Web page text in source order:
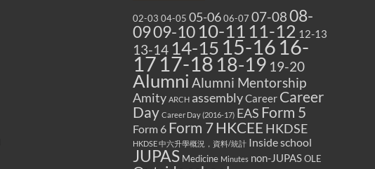
02-03 04-05 05-0606-07 07-0808-
0909-10 10-11 11-12 12-13
13-14 14-15 15-16 16-
17 17-18 18-19 19-20
Alumni Alumni Mentorship
Amity ARCH assemblyCareer Career
Day Career Day (2016-17) EAS Form 5
Form 6 Form 7HKCEE HKDSE
HKDSE 中六升學概況，資料/統計 Inside school
JUPAS Medicine Minutes non-JUPASOLE